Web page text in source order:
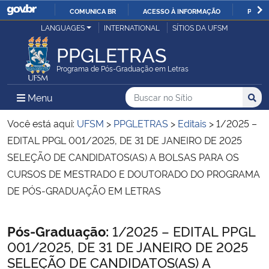
IR
O
COMUNICA BR ACESSO À INFORMAÇÃO
Ministério da Justiça e Segurança Pública
Ministério da Defesa
Ministério das Relações Exteriores
Ministério da Economia
Ministério da Infraestrutura
Ministério da Educação
LANGUAGES INTERNATIONAL SÍTIOS DA UFSM
PPGLETRAS
Programa de Pós-Graduação em Letras
Menu Menu Principal do Sítio
Busca
Buscar no no Sítio
Busca:
Você está aqui: UFSM > PPGLETRAS > Editais >1/2025 –
EDITAL PPGL 001/2025, DE 31 DE JANEIRO DE 2025
SELEÇÃO DE CANDIDATOS(AS) A BOLSAS PARA OS
CURSOS DE MESTRADO E DOUTORADO DO PROGRAMA
DE PÓS-GRADUAÇÃO EM LETRAS
Início do conteúdo
Pós-Graduação: 1/2025 – EDITAL PPGL
001/2025, DE 31 DE JANEIRO DE 2025
SELEÇÃO DE CANDIDATOS(AS) A